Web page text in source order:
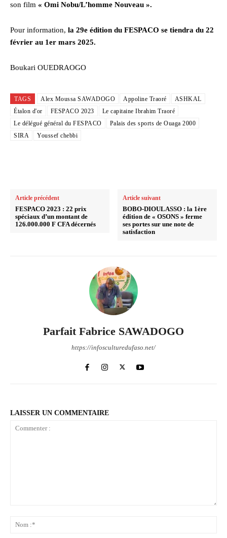
son film « Omi Nobu/L’homme Nouveau ».
Pour information, la 29e édition du FESPACO se tiendra du 22
février au 1er mars 2025.
Boukari OUEDRAOGO
TAGS Alex Moussa SAWADOGO Appoline Traoré
ASHKAL
Étalon d'or
FESPACO 2023
Le capitaine Ibrahim Traoré
Le délégué général du FESPACO
Palais des sports de Ouaga 2000
SIRA
Youssef chebbi
Article précédent
FESPACO 2023 : 22 prix
spéciaux d’un montant de
126.000.000 F CFA décernés
Article suivant
BOBO-DIOULASSO : la 1ère
édition de « OSONS » ferme
ses portes sur une note de
satisfaction
Parfait Fabrice SAWADOGO
https://infosculturedufaso.net/
LAISSER UN COMMENTAIRE